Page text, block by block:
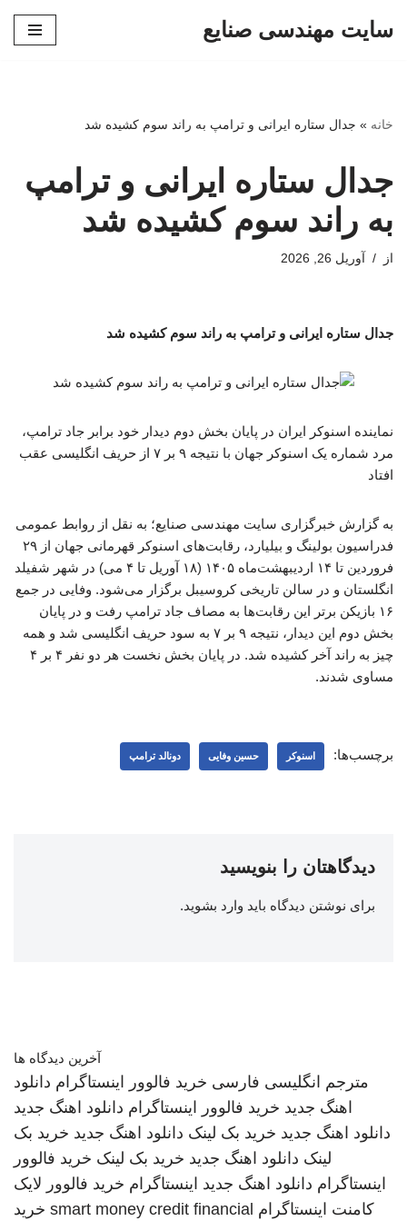
سایت مهندسی صنایع
خانه » جدال ستاره ایرانی و ترامپ به راند سوم کشیده شد
جدال ستاره ایرانی و ترامپ
به راند سوم کشیده شد
از آوریل 26, 2026
جدال ستاره ایرانی و ترامپ به راند سوم کشیده شد
نماینده اسنوکر ایران در پایان بخش دوم دیدار خود برابر جاد ترامپ،
مرد شماره یک اسنوکر جهان با نتیجه ۹ بر ۷ از حریف انگلیسی عقب
افتاد
به گزارش خبرگزاری سایت مهندسی صنایع؛ به نقل از روابط عمومی
فدراسیون بولینگ و بیلیارد، رقابت‌های اسنوکر قهرمانی جهان از ۲۹
فروردین تا ۱۴ اردیبهشت‌ماه ۱۴۰۵ (۱۸ آوریل تا ۴ می) در شهر شفیلد
انگلستان و در سالن تاریخی کروسیبل برگزار می‌شود. وفایی در جمع
۱۶ بازیکن برتر این رقابت‌ها به مصاف جاد ترامپ رفت و در پایان
بخش دوم این دیدار، نتیجه ۹ بر ۷ به سود حریف انگلیسی شد و همه
چیز به راند آخر کشیده شد. در پایان بخش نخست هر دو نفر ۴ بر ۴
مساوی شدند.
برچسب‌ها: اسنوکر حسین وفایی دونالد ترامپ
دیدگاهتان را بنویسید
برای نوشتن دیدگاه باید وارد بشوید.
آخرین دیدگاه ها
مترجم انگلیسی فارسی خرید فالوور اینستاگرام دانلود
اهنگ جدید خرید فالوور اینستاگرام دانلود اهنگ جدید
دانلود اهنگ جدید خرید بک لینک دانلود اهنگ جدید خرید بک
لینک دانلود اهنگ جدید خرید بک لینک خرید فالوور
اینستاگرام دانلود اهنگ جدید اینستاگرام خرید فالوور لایک
کامنت اینستاگرام smart money credit financial خرید